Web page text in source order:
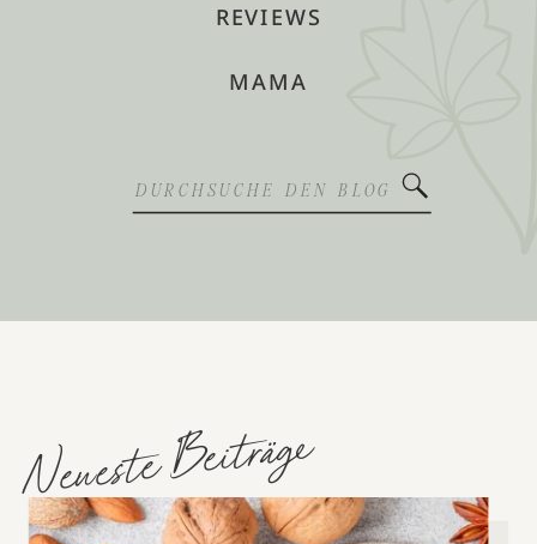
REVIEWS
MAMA
Search
for:
Neueste Beiträge